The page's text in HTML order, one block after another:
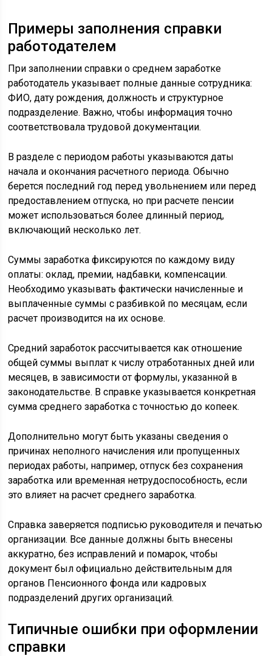
Примеры заполнения справки
работодателем
При заполнении справки о среднем заработке
работодатель указывает полные данные сотрудника:
ФИО, дату рождения, должность и структурное
подразделение. Важно, чтобы информация точно
соответствовала трудовой документации.
В разделе с периодом работы указываются даты
начала и окончания расчетного периода. Обычно
берется последний год перед увольнением или перед
предоставлением отпуска, но при расчете пенсии
может использоваться более длинный период,
включающий несколько лет.
Суммы заработка фиксируются по каждому виду
оплаты: оклад, премии, надбавки, компенсации.
Необходимо указывать фактически начисленные и
выплаченные суммы с разбивкой по месяцам, если
расчет производится на их основе.
Средний заработок рассчитывается как отношение
общей суммы выплат к числу отработанных дней или
месяцев, в зависимости от формулы, указанной в
законодательстве. В справке указывается конкретная
сумма среднего заработка с точностью до копеек.
Дополнительно могут быть указаны сведения о
причинах неполного начисления или пропущенных
периодах работы, например, отпуск без сохранения
заработка или временная нетрудоспособность, если
это влияет на расчет среднего заработка.
Справка заверяется подписью руководителя и печатью
организации. Все данные должны быть внесены
аккуратно, без исправлений и помарок, чтобы
документ был официально действительным для
органов Пенсионного фонда или кадровых
подразделений других организаций.
Типичные ошибки при оформлении
справки